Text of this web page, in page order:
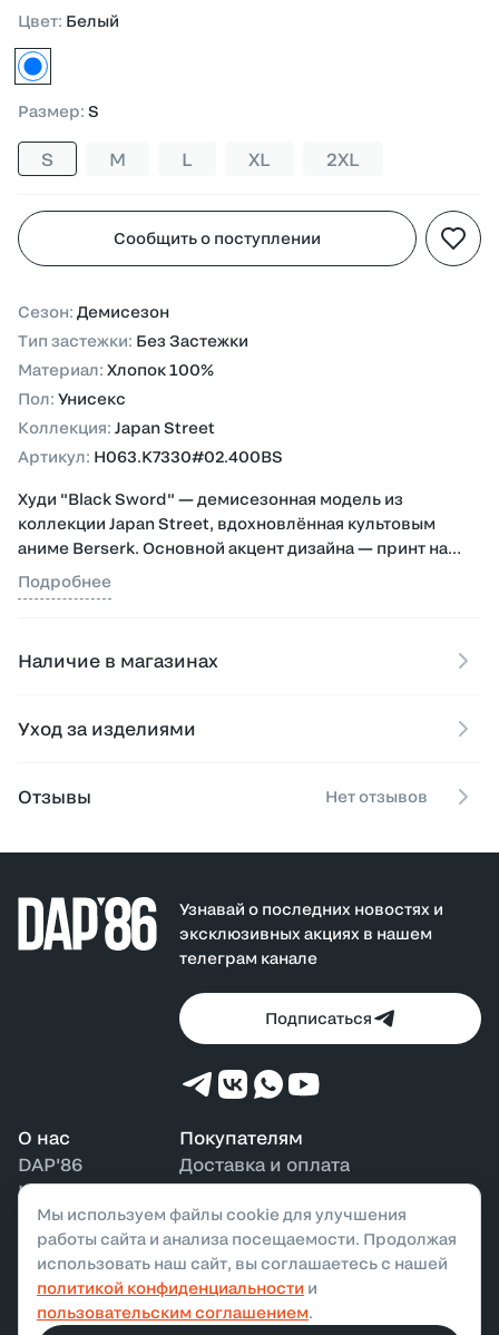
Цвет: Белый
белый
Размер: S
S M L XL 2XL
Сообщить о поступлении
Сезон: Демисезон
Тип застежки: Без Застежки
Материал: Хлопок 100%
Пол: Унисекс
Коллекция: Japan Street
Артикул: H063.K7330#02.400BS
Худи "Black Sword" — демисезонная модель из
коллекции Japan Street, вдохновлённая культовым
аниме Berserk. Основной акцент дизайна — принт на
спине с героями аниме, создающий эффектный и
динамичный образ, а на груди размещён небольшой
мягкость, комфорт и отличную воздухопроницаемость
для повседневной носки.
Худи оснащено капюшоном и карманами кенгуру,
Подробнее
Наличие в магазинах
Уход за изделиями
Отзывы Нет отзывов
О нас
DAP'86
Контакты
Наши магазины
Покупателям
Доставка и оплата
Возврат и обмен
Бонусная программа
Узнавай о последних новостях и
эксклюзивных акциях в нашем
телеграм канале
Подписаться
ООО «ДАП»,2026. Все права защищены
Мы используем файлы cookie для улучшения
работы сайта и анализа посещаемости. Продолжая
использовать наш сайт, вы соглашаетесь с нашей
политикой конфиденциальности и
пользовательским соглашением.